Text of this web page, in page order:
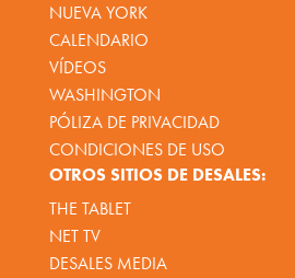
NUEVA YORK
CALENDARIO
VÍDEOS
WASHINGTON
PÓLIZA DE PRIVACIDAD
CONDICIONES DE USO
OTROS SITIOS DE DESALES:
THE TABLET
NET TV
DESALES MEDIA